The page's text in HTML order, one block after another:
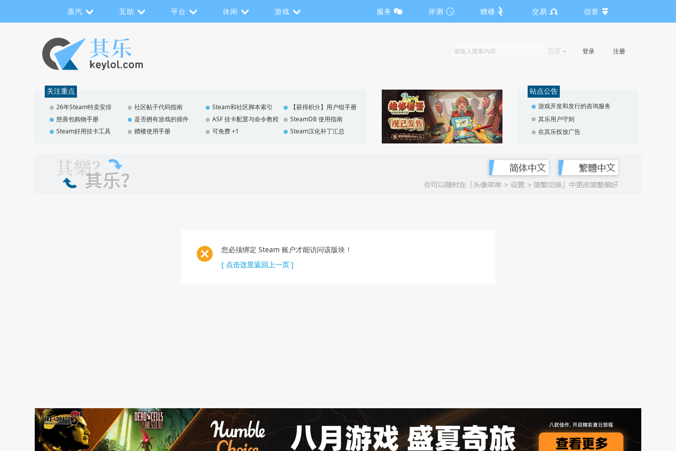
蒸汽 互助 平台 休闲 游戏 服务 评测 赠楼 交易 信誉
百度 登录 注册
关注重点
26年Steam特卖安排 社区帖子代码指南 Steam和社区脚本索引
【获得积分】用户组手册
慈善包购物手册
是否拥有游戏的插件 ASF 挂卡配置与命令教程
SteamDB 使用指南
Steam好用挂卡工具
赠楼使用手册 可免费 +1 Steam汉化补丁汇总
站点公告
游戏开发和发行的咨询服务
其乐用户守则
在其乐投放广告
您必须绑定 Steam 账户才能访问该版块！
[ 点击这里返回上一页 ]